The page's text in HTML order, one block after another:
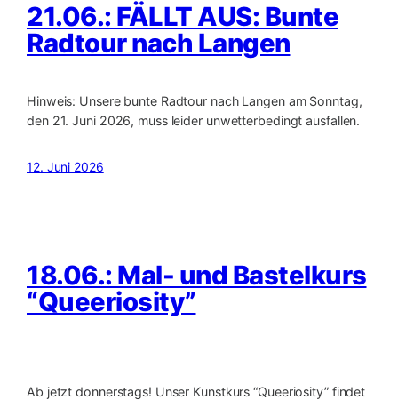
21.06.: FÄLLT AUS: Bunte
Radtour nach Langen
Hinweis: Unsere bunte Radtour nach Langen am Sonntag,
den 21. Juni 2026, muss leider unwetterbedingt ausfallen.
12. Juni 2026
18.06.: Mal- und Bastelkurs
“Queeriosity”
Ab jetzt donnerstags! Unser Kunstkurs “Queeriosity” findet